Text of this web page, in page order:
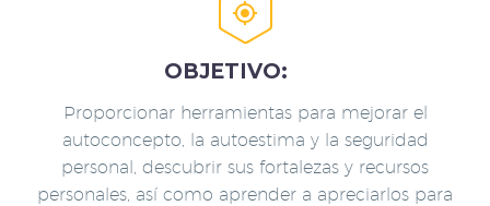


OBJETIVO:
Proporcionar herramientas para mejorar el
autoconcepto, la autoestima y la seguridad
personal, descubrir sus fortalezas y recursos
personales, así como aprender a apreciarlos para